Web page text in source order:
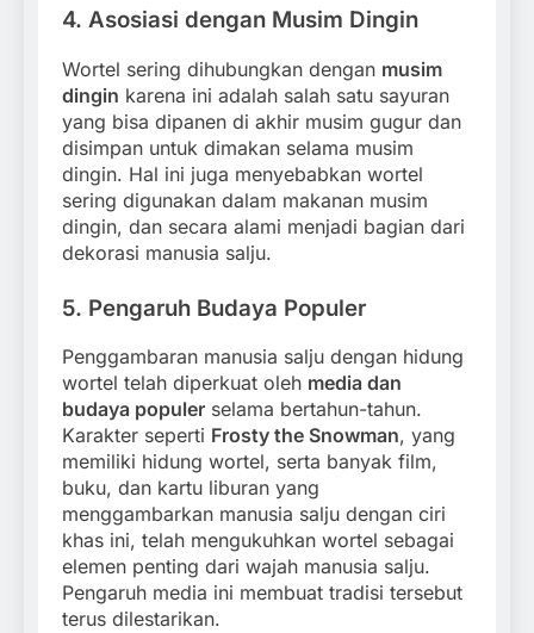
4. Asosiasi dengan Musim Dingin
Wortel sering dihubungkan dengan musim
dingin karena ini adalah salah satu sayuran
yang bisa dipanen di akhir musim gugur dan
disimpan untuk dimakan selama musim
dingin. Hal ini juga menyebabkan wortel
sering digunakan dalam makanan musim
dingin, dan secara alami menjadi bagian dari
dekorasi manusia salju.
5. Pengaruh Budaya Populer
Penggambaran manusia salju dengan hidung
wortel telah diperkuat oleh media dan
budaya populer selama bertahun-tahun.
Karakter seperti Frosty the Snowman, yang
memiliki hidung wortel, serta banyak film,
buku, dan kartu liburan yang
menggambarkan manusia salju dengan ciri
khas ini, telah mengukuhkan wortel sebagai
elemen penting dari wajah manusia salju.
Pengaruh media ini membuat tradisi tersebut
terus dilestarikan.